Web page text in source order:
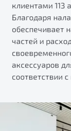
от 2 499 990
Обзор В
Запись на
клиентами 113
Благодаря
обеспечивает
частей и
аксессуаров
соответствии